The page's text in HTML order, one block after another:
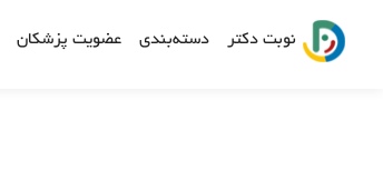
نوبت دکتر دسته‌بندی عضویت پزشکان